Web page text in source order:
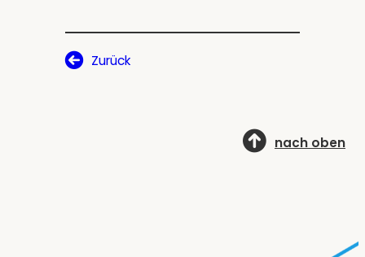
Zurück
nach oben